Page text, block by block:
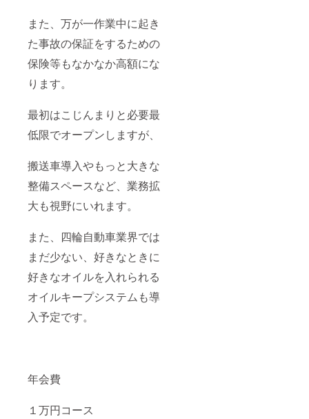
また、万が一作業中に起き
た事故の保証をするための
保険等もなかなか高額にな
ります。
最初はこじんまりと必要最
低限でオープンしますが、
搬送車導入やもっと大きな
整備スペースなど、業務拡
大も視野にいれます。
また、四輪自動車業界では
まだ少ない、好きなときに
好きなオイルを入れられる
オイルキープシステムも導
入予定です。
年会費
１万円コース